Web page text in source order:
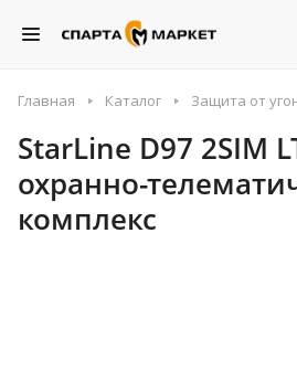
Главная Каталог Защита от
StarLine D97 2SIM
охранно-
комплекс